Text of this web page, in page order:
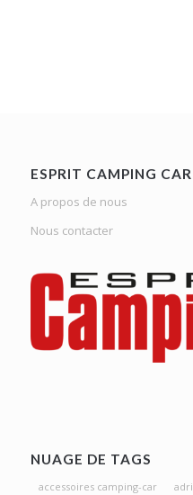
ESPRIT CAMPING CAR
A propos de nous
Nous contacter
NUAGE DE TAGS
accessoires camping-car